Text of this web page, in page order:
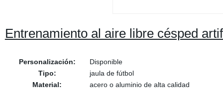
Entrenamiento al aire libre césped
Personalización:
Disponible
Tipo:
jaula de fútbol
Material:
acero o aluminio de alta calidad